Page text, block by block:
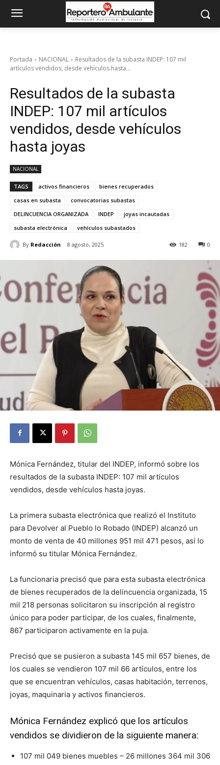
Portada NACIONAL
Resultados de la subasta INDEP: 107 mil
artículos vendidos, desde vehículos hasta...
Resultados de la subasta
INDEP: 107 mil artículos
vendidos, desde vehículos
hasta joyas
NACIONAL
TAGS activos financieros
bienes recuperados
casas en subasta
convocatorias subastas
DELINCUENCIA ORGANIZADA
INDEP
joyas incautadas
subasta electrónica
vehículos subastados
By Redacción 8 agosto, 2025 0
182
Mónica Fernández, titular del INDEP, informó sobre los
resultados de la subasta INDEP: 107 mil artículos
vendidos, desde vehículos hasta joyas.
La primera subasta electrónica que realizó el Instituto
para Devolver al Pueblo lo Robado (INDEP) alcanzó un
monto de venta de 40 millones 951 mil 471 pesos, así lo
informó su titular Mónica Fernández.
La funcionaria precisó que para esta subasta electrónica
de bienes recuperados de la delincuencia organizada, 15
mil 218 personas solicitaron su inscripción al registro
único para poder participar, de los cuales, finalmente,
867 participaron activamente en la puja.
Precisó que se pusieron a subasta 145 mil 657 bienes, de
los cuales se vendieron 107 mil 66 artículos, entre los
que se encuentran vehículos, casas habitación, terrenos,
joyas, maquinaria y activos financieros.
Mónica Fernández explicó que los artículos
vendidos se dividieron de la siguiente manera:
107 mil 049 bienes muebles – 26 millones 364 mil 306